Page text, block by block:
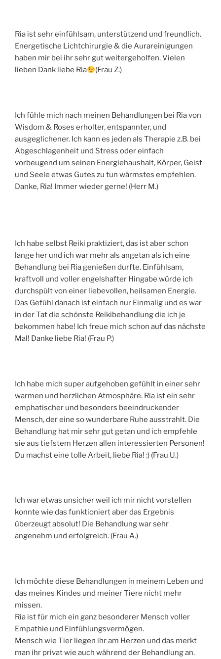
Ria ist sehr einfühlsam, unterstützend und freundlich.
Energetische Lichtchirurgie & die Aurareinigungen
haben mir bei ihr sehr gut weitergeholfen. Vielen
lieben Dank liebe Ria
(Frau Z.)
Ich fühle mich nach meinen Behandlungen bei Ria von
Wisdom & Roses erholter, entspannter, und
ausgeglichener. Ich kann es jeden als Therapie z.B. bei
Abgeschlagenheit und Stress oder einfach
vorbeugend um seinen Energiehaushalt, Körper, Geist
und Seele etwas Gutes zu tun wärmstes empfehlen.
Danke, Ria! Immer wieder gerne! (Herr M.)
Ich habe selbst Reiki praktiziert, das ist aber schon
lange her und ich war mehr als angetan als ich eine
Behandlung bei Ria genießen durfte. Einfühlsam,
kraftvoll und voller engelshafter Hingabe würde ich
durchspült von einer liebevollen, heilsamen Energie.
Das Gefühl danach ist einfach nur Einmalig und es war
in der Tat die schönste Reikibehandlung die ich je
bekommen habe! Ich freue mich schon auf das nächste
Mal! Danke liebe Ria! (Frau P.)
Ich habe mich super aufgehoben gefühlt in einer sehr
warmen und herzlichen Atmosphäre. Ria ist ein sehr
emphatischer und besonders beeindruckender
Mensch, der eine so wunderbare Ruhe ausstrahlt. Die
Behandlung hat mir sehr gut getan und ich empfehle
sie aus tiefstem Herzen allen interessierten Personen!
Du machst eine tolle Arbeit, liebe Ria! :) (Frau U.)
Ich war etwas unsicher weil ich mir nicht vorstellen
konnte wie das funktioniert aber das Ergebnis
überzeugt absolut! Die Behandlung war sehr
angenehm und erfolgreich. (Frau A.)
Ich möchte diese Behandlungen in meinem Leben und
das meines Kindes und meiner Tiere nicht mehr
missen.
Ria ist für mich ein ganz besonderer Mensch voller
Empathie und Einfühlungsvermögen.
Mensch wie Tier liegen ihr am Herzen und das merkt
man ihr privat wie auch während der Behandlung an.